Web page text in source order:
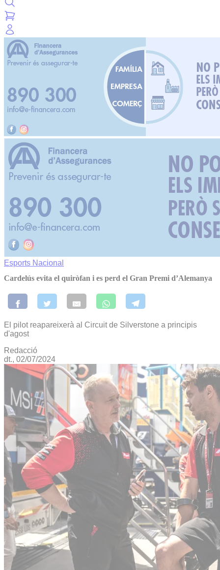
Esports Nacional
Cardelús evita el quiròfan i es perd el Gran Premi d’Alemanya
El pilot reapareixerà al Circuit de Silverstone a principis
d'agost
Redacció
dt., 02/07/2024